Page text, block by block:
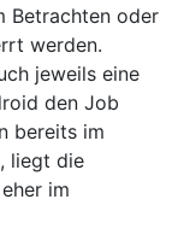
Betrachten oder
werden.
jeweils eine
den Job
bereits im
liegt die
im